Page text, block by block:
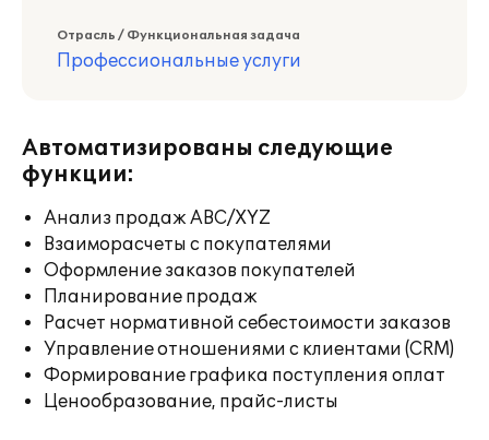
Отрасль / Функциональная задача
Профессиональные услуги
Автоматизированы следующие
функции:
Анализ продаж ABC/XYZ
Взаиморасчеты с покупателями
Оформление заказов покупателей
Планирование продаж
Расчет нормативной себестоимости заказов
Управление отношениями с клиентами (CRM)
Формирование графика поступления оплат
Ценообразование, прайс-листы